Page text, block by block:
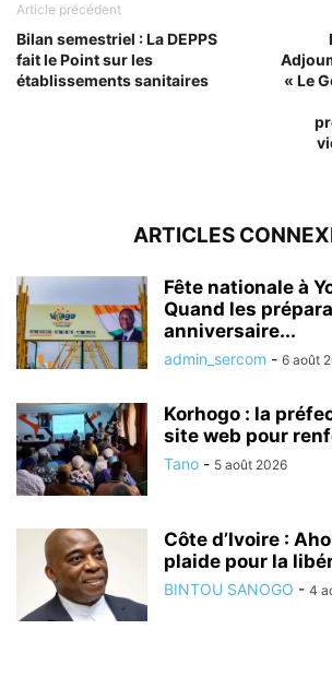
Article précédent
Bilan semestriel : La DEPPS
fait le Point sur les
établissements sanitaires
« Le
ARTICLES
Fête nationale à
Quand les
anniversaire...
admin_sercom - 6 août
Korhogo : la
site web pour
Tano - 5 août 2026
Côte d’Ivoire :
plaide pour la
BINTOU SANOGO - 4